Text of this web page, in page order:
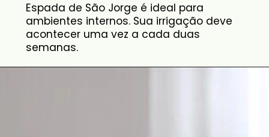
Espada de São Jorge é ideal para
ambientes internos. Sua irrigação deve
acontecer uma vez a cada duas
semanas.